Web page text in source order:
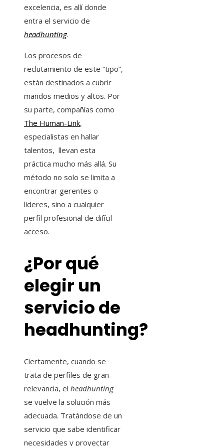
excelencia, es allí donde
entra el servicio de
headhunting.
Los procesos de
reclutamiento de este “tipo”,
están destinados a cubrir
mandos medios y altos. Por
su parte, compañías como
The Human-Link,
especialistas en hallar
talentos, llevan esta
práctica mucho más allá. Su
método no solo se limita a
encontrar gerentes o
líderes, sino a cualquier
perfil profesional de difícil
acceso.
¿Por qué
elegir un
servicio de
headhunting?
Ciertamente, cuando se
trata de perfiles de gran
relevancia, el headhunting
se vuelve la solución más
adecuada. Tratándose de un
servicio que sabe identificar
necesidades y proyectar